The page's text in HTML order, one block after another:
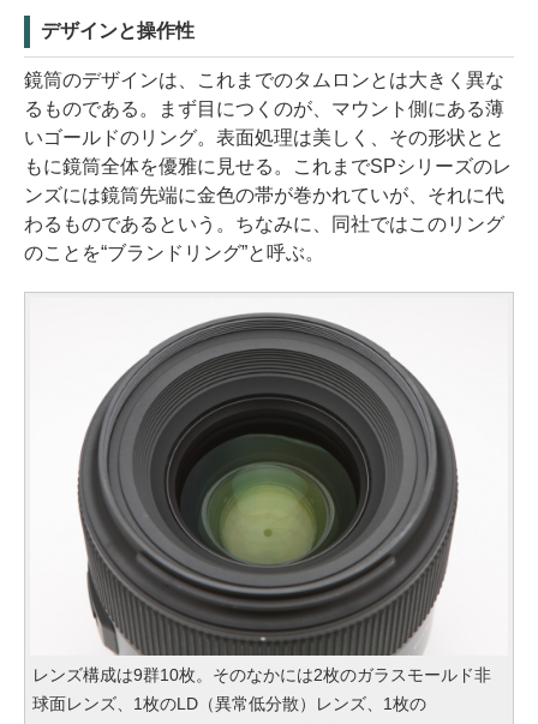
デザインと操作性
鏡筒のデザインは、これまでのタムロンとは大きく異な
るものである。まず目につくのが、マウント側にある薄
いゴールドのリング。表面処理は美しく、その形状とと
もに鏡筒全体を優雅に見せる。これまでSPシリーズのレ
ンズには鏡筒先端に金色の帯が巻かれていが、それに代
わるものであるという。ちなみに、同社ではこのリング
のことを“ブランドリング”と呼ぶ。
レンズ構成は9群10枚。そのなかには2枚のガラスモールド非
球面レンズ、1枚のLD（異常低分散）レンズ、1枚の